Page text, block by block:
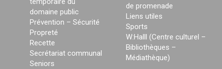
domaine public
Prévention – Sécurité
Propreté
Recette
Secrétariat communal
Seniors
de promenade
Liens utiles
Sports
W:Halll (Centre culturel –
Bibliothèques –
Médiathèque)